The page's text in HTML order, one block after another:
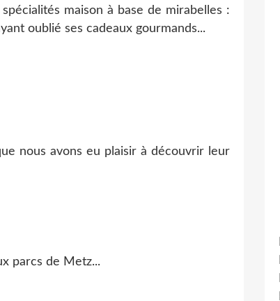
maison à base de mirabelles :
oublié ses cadeaux gourmands...
nous avons eu plaisir à découvrir leur
parcs de Metz...